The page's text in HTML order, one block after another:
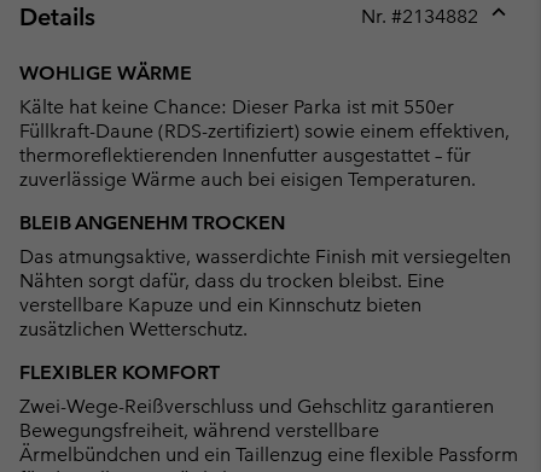
Details Nr. #2134882
WOHLIGE WÄRME
Kälte hat keine Chance: Dieser Parka ist mit 550er
Füllkraft-Daune (RDS-zertifiziert) sowie einem effektiven,
thermoreflektierenden Innenfutter ausgestattet – für
zuverlässige Wärme auch bei eisigen Temperaturen.
BLEIB ANGENEHM TROCKEN
Das atmungsaktive, wasserdichte Finish mit versiegelten
Nähten sorgt dafür, dass du trocken bleibst. Eine
verstellbare Kapuze und ein Kinnschutz bieten
zusätzlichen Wetterschutz.
FLEXIBLER KOMFORT
Zwei-Wege-Reißverschluss und Gehschlitz garantieren
Bewegungsfreiheit, während verstellbare
Ärmelbündchen und ein Taillenzug eine flexible Passform